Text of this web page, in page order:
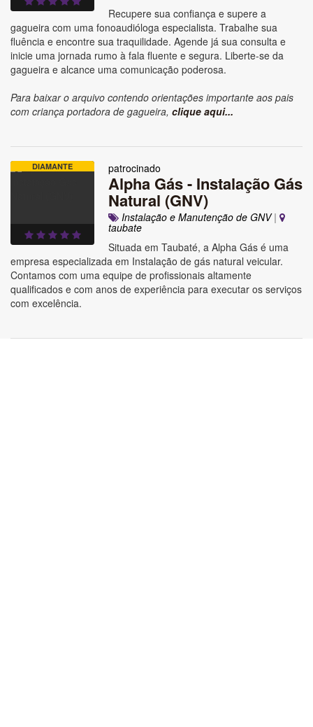
Recupere sua confiança e supere a
gagueira com uma fonoaudióloga especialista. Trabalhe sua
fluência e encontre sua traquilidade. Agende já sua consulta e
inicie uma jornada rumo à fala fluente e segura. Liberte-se da
gagueira e alcance uma comunicação poderosa.
Para baixar o arquivo contendo orientações importante aos pais
com criança portadora de gagueira, clique aqui...
DIAMANTE patrocinado
Alpha Gás - Instalação Gás
Natural (GNV)
Instalação e Manutenção de GNV|
taubate
Situada em Taubaté, a Alpha Gás é uma
empresa especializada em Instalação de gás natural veicular.
Contamos com uma equipe de profissionais altamente
qualificados e com anos de experiência para executar os serviços
com excelência.